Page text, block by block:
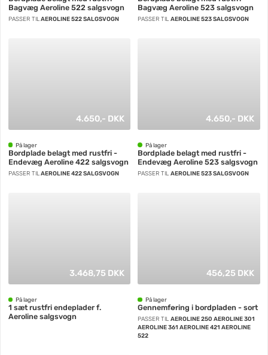
Bagvæg Aeroline 522 salgsvogn
PASSER TIL AEROLINE 522 SALGSVOGN
Bagvæg Aeroline 523 salgsvogn
PASSER TIL AEROLINE 523 SALGSVOGN
4.650,- DKK
På lager
Bordplade belagt med rustfri -
Endevæg Aeroline 422 salgsvogn
PASSER TIL AEROLINE 422 SALGSVOGN
4.650,- DKK
På lager
Bordplade belagt med rustfri -
Endevæg Aeroline 523 salgsvogn
PASSER TIL AEROLINE 523 SALGSVOGN
3.468,75 DKK
På lager
1 sæt rustfri endeplader f.
Aeroline salgsvogn
456,25 DKK
På lager
Gennemføring i bordpladen - sort
PASSER TIL AEROLINE 250 AEROLINE 301
AEROLINE 361 AEROLINE 421 AEROLINE
522